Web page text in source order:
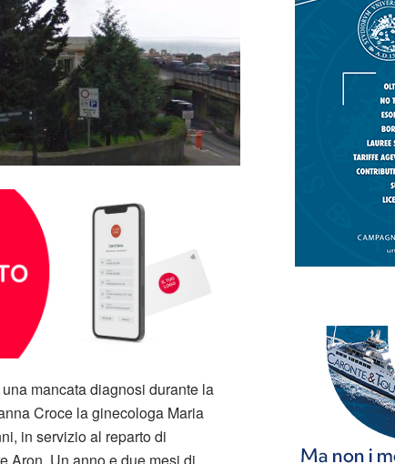
mancata diagnosi durante la
Croce la ginecologa Maria
in servizio al reparto di
Aron. Un anno e due mesi di